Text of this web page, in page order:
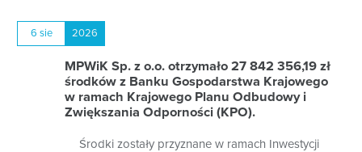
6 sie 2026
MPWiK Sp. z o.o. otrzymało 27 842 356,19 zł
środków z Banku Gospodarstwa Krajowego
w ramach Krajowego Planu Odbudowy i
Zwiększania Odporności (KPO).
Środki zostały przyznane w ramach Inwestycji
50 lat w przypadku danych związanych z zatrudnieniem.
Na podstawie RODO i zasad w nim określonych mają
Państwo prawo żądania:
ich sprostowania (poprawienia);